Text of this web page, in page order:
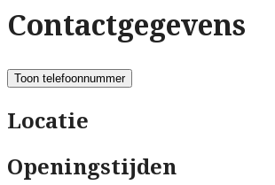
Contactgegevens
Toon telefoonnummer
Locatie
Openingstijden